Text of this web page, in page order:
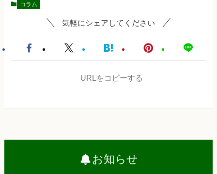
コラム
気軽にシェアしてください
URLをコピーする
お知らせ